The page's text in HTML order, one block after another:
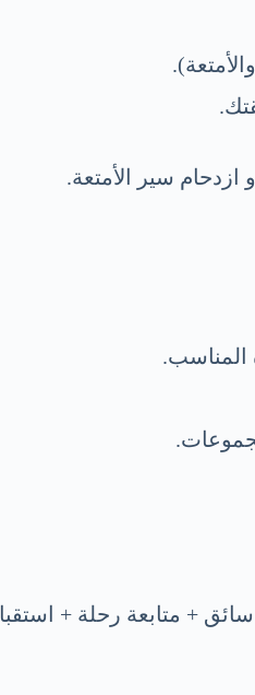
سير الأمتعة.
المناسب.
+ متابعة رحلة +